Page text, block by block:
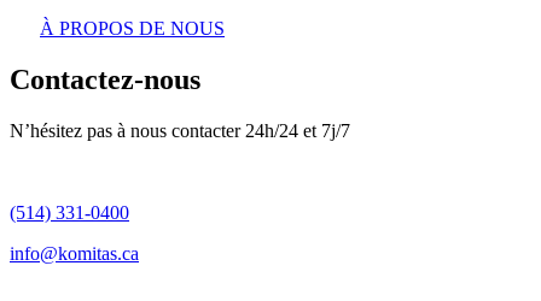
À PROPOS DE NOUS
Contactez-nous
N’hésitez pas à nous contacter 24h/24 et 7j/7
(514) 331-0400
info@komitas.ca